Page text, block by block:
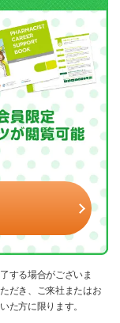
する場合がございま
だき、ご来社またはお
た方に限ります。